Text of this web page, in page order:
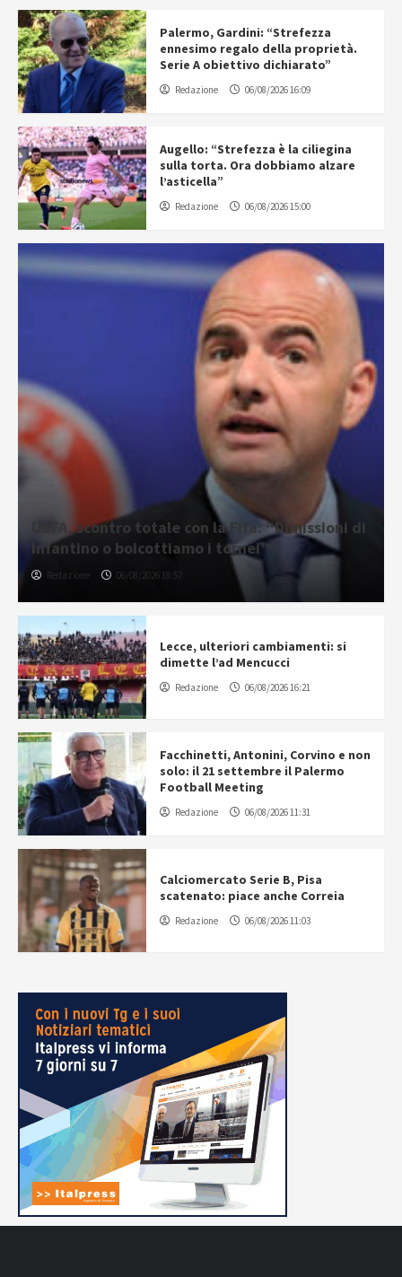
Palermo, Gardini: “Strefezza
ennesimo regalo della proprietà.
Serie A obiettivo dichiarato”
Redazione 06/08/2026 16:09
Augello: “Strefezza è la ciliegina
sulla torta. Ora dobbiamo alzare
l’asticella”
Redazione 06/08/2026 15:00
UEFA, scontro totale con la Fifa: “Dimissioni di
Infantino o boicottiamo i tornei”
Redazione 06/08/2026 18:57
Lecce, ulteriori cambiamenti: si
dimette l’ad Mencucci
Redazione 06/08/2026 16:21
Facchinetti, Antonini, Corvino e non
solo: il 21 settembre il Palermo
Football Meeting
Redazione 06/08/2026 11:31
Calciomercato Serie B, Pisa
scatenato: piace anche Correia
Redazione 06/08/2026 11:03